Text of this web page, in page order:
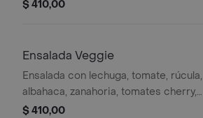
$ 410,00
Ensalada Veggie
Ensalada con lechuga, tomate, rúcula,
albahaca, zanahoria, tomates cherry,
quinoa, verduras asadas y semillas.
$ 410,00